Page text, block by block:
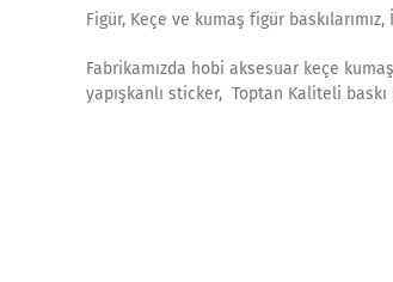
Figür, Keçe ve kumaş figür baskılarımız,
Fabrikamızda hobi aksesuar keçe
yapışkanlı sticker, Toptan Kaliteli